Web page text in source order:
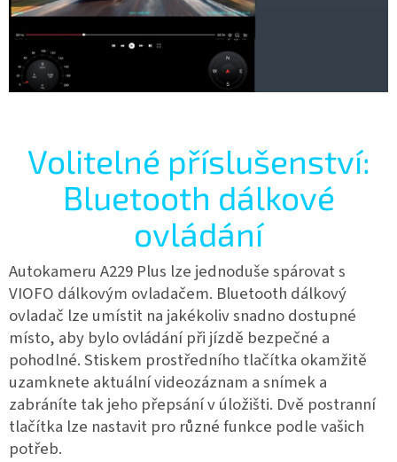
Volitelné příslušenství:
Bluetooth dálkové
ovládání
Autokameru A229 Plus lze jednoduše spárovat s
VIOFO dálkovým ovladačem. Bluetooth dálkový
ovladač lze umístit na jakékoliv snadno dostupné
místo, aby bylo ovládání při jízdě bezpečné a
pohodlné. Stiskem prostředního tlačítka okamžitě
uzamknete aktuální videozáznam a snímek a
zabráníte tak jeho přepsání v úložišti. Dvě postranní
tlačítka lze nastavit pro různé funkce podle vašich
potřeb.